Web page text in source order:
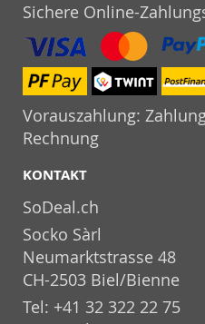
Sichere Online-
Vorauszahlung:
Rechnung
KONTAKT
SoDeal.ch
Socko Sàrl
Neumarktstrasse 48
CH-2503 Biel/Bienne
Tel: +41 32 322 22 75